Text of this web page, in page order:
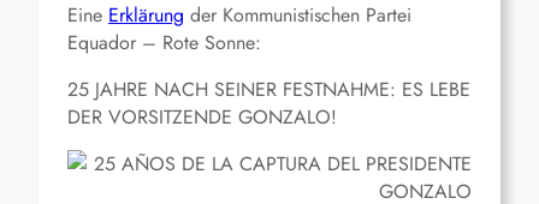
Eine Erklärung der Kommunistischen Partei
Equador – Rote Sonne:
25 JAHRE NACH SEINER FESTNAHME: ES LEBE
DER VORSITZENDE GONZALO!